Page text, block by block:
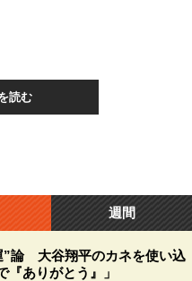
読む
週間
”論 大谷翔平のカネを使い込
『ありがとう』」